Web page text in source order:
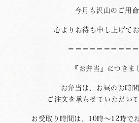
今月も沢山のご用命
心よりお待ち申し上げてお
＝＝＝＝＝＝＝＝＝
『お弁当』につきま
お弁当は、お昼のお時
ご注文を承らせていただいて
お受取り時間は、10時〜12時で